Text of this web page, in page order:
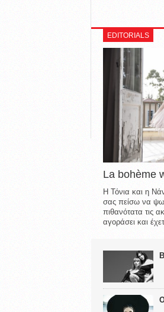
EDITORIALS
La bohème
Η Τόνια και η
σας πείσω να
πιθανότατα τις
αγοράσει και